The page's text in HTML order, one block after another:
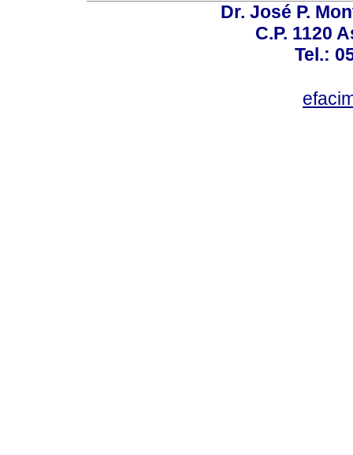
Dr. José P.
C.P. 1120
Tel.: